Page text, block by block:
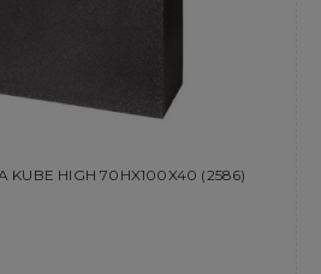
KUBE HIGH 70HX100X40 (2586)